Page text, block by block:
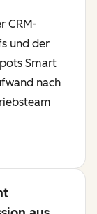
CRM-
und der
Smart
nach